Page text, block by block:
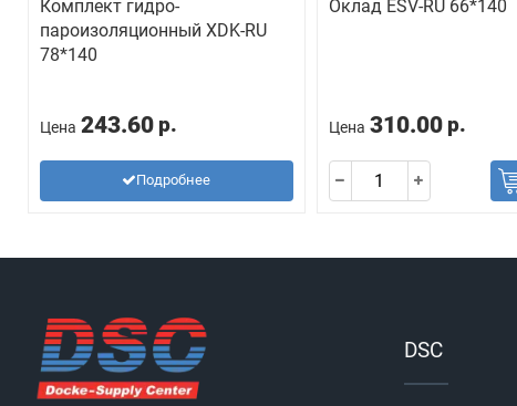
Комплект гидро-
пароизоляционный ХDK-RU
78*140
Цена 243.60 р.
Подробнее
Оклад ESV-RU 66*140
Цена 310.00 р.
DSC